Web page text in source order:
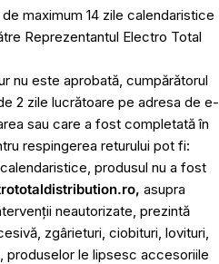
maximum 14 zile calendaristice
Reprezentantul Electro Total
nu este aprobată, cumpărătorul
2 zile lucrătoare pe adresa de e-
sau care a fost completată în
respingerea returului pot fi:
produsul nu a fost
asupra
neautorizate, prezintă
zgârieturi, ciobituri, lovituri,
le lipsesc accesoriile